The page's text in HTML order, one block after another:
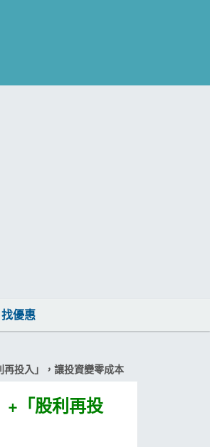
找優惠
投入」，讓投資變零成本
+「股利再投